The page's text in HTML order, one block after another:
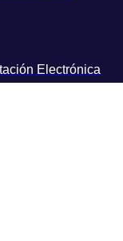
Electrónica